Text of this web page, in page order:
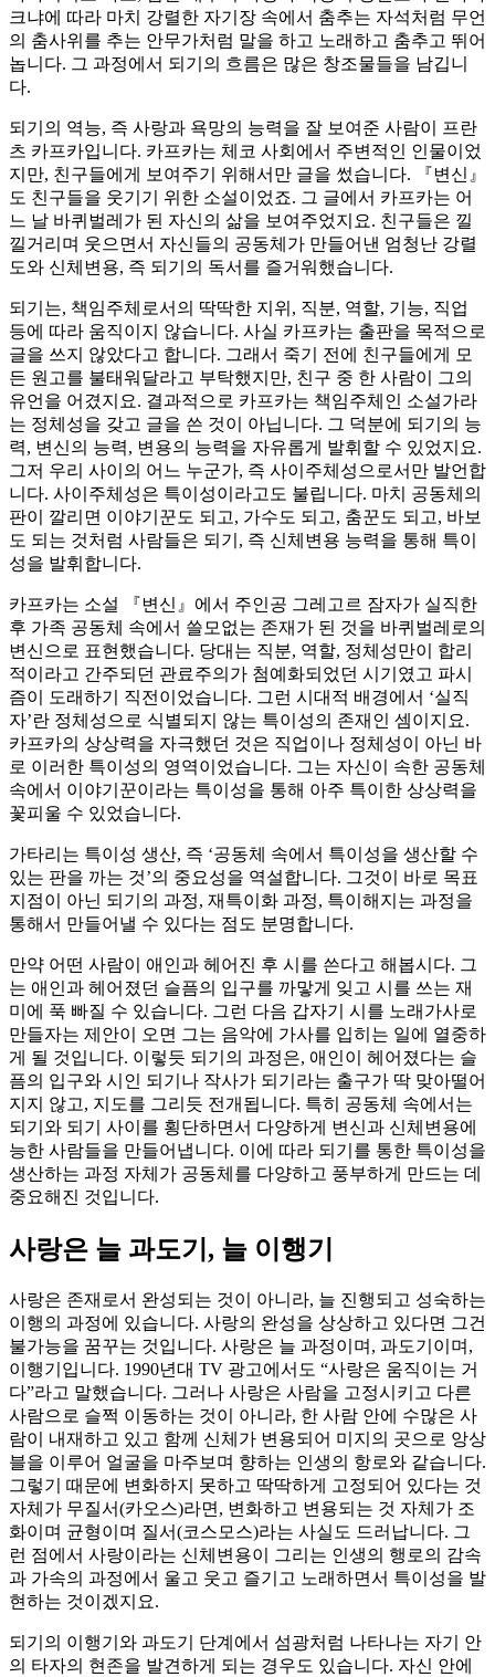
크냐에 따라 마치 강렬한 자기장 속에서 춤추는 자석처럼 무언
의 춤사위를 추는 안무가처럼 말을 하고 노래하고 춤추고 뛰어
놉니다. 그 과정에서 되기의 흐름은 많은 창조물들을 남깁니
다.
되기의 역능, 즉 사랑과 욕망의 능력을 잘 보여준 사람이 프란
츠 카프카입니다. 카프카는 체코 사회에서 주변적인 인물이었
지만, 친구들에게 보여주기 위해서만 글을 썼습니다. 『변신』
도 친구들을 웃기기 위한 소설이었죠. 그 글에서 카프카는 어
느 날 바퀴벌레가 된 자신의 삶을 보여주었지요. 친구들은 낄
낄거리며 웃으면서 자신들의 공동체가 만들어낸 엄청난 강렬
도와 신체변용, 즉 되기의 독서를 즐거워했습니다.
되기는, 책임주체로서의 딱딱한 지위, 직분, 역할, 기능, 직업
등에 따라 움직이지 않습니다. 사실 카프카는 출판을 목적으로
글을 쓰지 않았다고 합니다. 그래서 죽기 전에 친구들에게 모
든 원고를 불태워달라고 부탁했지만, 친구 중 한 사람이 그의
유언을 어겼지요. 결과적으로 카프카는 책임주체인 소설가라
는 정체성을 갖고 글을 쓴 것이 아닙니다. 그 덕분에 되기의 능
력, 변신의 능력, 변용의 능력을 자유롭게 발휘할 수 있었지요.
그저 우리 사이의 어느 누군가, 즉 사이주체성으로서만 발언합
니다. 사이주체성은 특이성이라고도 불립니다. 마치 공동체의
판이 깔리면 이야기꾼도 되고, 가수도 되고, 춤꾼도 되고, 바보
도 되는 것처럼 사람들은 되기, 즉 신체변용 능력을 통해 특이
성을 발휘합니다.
카프카는 소설 『변신』에서 주인공 그레고르 잠자가 실직한
후 가족 공동체 속에서 쓸모없는 존재가 된 것을 바퀴벌레로의
변신으로 표현했습니다. 당대는 직분, 역할, 정체성만이 합리
적이라고 간주되던 관료주의가 첨예화되었던 시기였고 파시
즘이 도래하기 직전이었습니다. 그런 시대적 배경에서 ‘실직
자’란 정체성으로 식별되지 않는 특이성의 존재인 셈이지요.
카프카의 상상력을 자극했던 것은 직업이나 정체성이 아닌 바
로 이러한 특이성의 영역이었습니다. 그는 자신이 속한 공동체
속에서 이야기꾼이라는 특이성을 통해 아주 특이한 상상력을
꽃피울 수 있었습니다.
가타리는 특이성 생산, 즉 ‘공동체 속에서 특이성을 생산할 수
있는 판을 까는 것’의 중요성을 역설합니다. 그것이 바로 목표
지점이 아닌 되기의 과정, 재특이화 과정, 특이해지는 과정을
통해서 만들어낼 수 있다는 점도 분명합니다.
만약 어떤 사람이 애인과 헤어진 후 시를 쓴다고 해봅시다. 그
는 애인과 헤어졌던 슬픔의 입구를 까맣게 잊고 시를 쓰는 재
미에 푹 빠질 수 있습니다. 그런 다음 갑자기 시를 노래가사로
만들자는 제안이 오면 그는 음악에 가사를 입히는 일에 열중하
게 될 것입니다. 이렇듯 되기의 과정은, 애인이 헤어졌다는 슬
픔의 입구와 시인 되기나 작사가 되기라는 출구가 딱 맞아떨어
지지 않고, 지도를 그리듯 전개됩니다. 특히 공동체 속에서는
되기와 되기 사이를 횡단하면서 다양하게 변신과 신체변용에
능한 사람들을 만들어냅니다. 이에 따라 되기를 통한 특이성을
생산하는 과정 자체가 공동체를 다양하고 풍부하게 만드는 데
중요해진 것입니다.
사랑은 늘 과도기 , 늘 이행기
사랑은 존재로서 완성되는 것이 아니라, 늘 진행되고 성숙하는
이행의 과정에 있습니다. 사랑의 완성을 상상하고 있다면 그건
불가능을 꿈꾸는 것입니다. 사랑은 늘 과정이며, 과도기이며,
이행기입니다. 1990년대 TV 광고에서도 “사랑은 움직이는 거
다”라고 말했습니다. 그러나 사랑은 사람을 고정시키고 다른
사람으로 슬쩍 이동하는 것이 아니라, 한 사람 안에 수많은 사
람이 내재하고 있고 함께 신체가 변용되어 미지의 곳으로 앙상
블을 이루어 얼굴을 마주보며 향하는 인생의 항로와 같습니다.
그렇기 때문에 변화하지 못하고 딱딱하게 고정되어 있다는 것
자체가 무질서(카오스)라면, 변화하고 변용되는 것 자체가 조
화이며 균형이며 질서(코스모스)라는 사실도 드러납니다. 그
런 점에서 사랑이라는 신체변용이 그리는 인생의 행로의 감속
과 가속의 과정에서 울고 웃고 즐기고 노래하면서 특이성을 발
현하는 것이겠지요.
되기의 이행기와 과도기 단계에서 섬광처럼 나타나는 자기 안
의 타자의 현존을 발견하게 되는 경우도 있습니다. 자신 안에